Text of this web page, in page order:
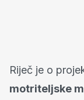
Riječ je o
motriteljske